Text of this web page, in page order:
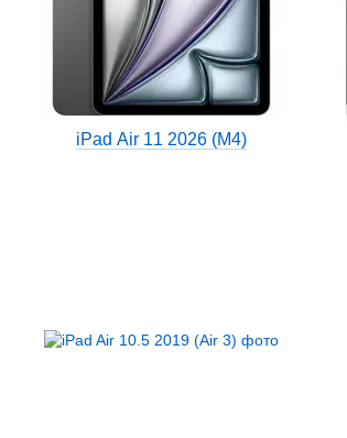
iPad Air 11 2026 (M4)